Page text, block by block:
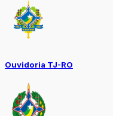
Ouvidoria TJ-RO